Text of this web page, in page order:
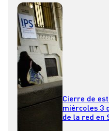
Cierre de
miércoles 3
de la red en